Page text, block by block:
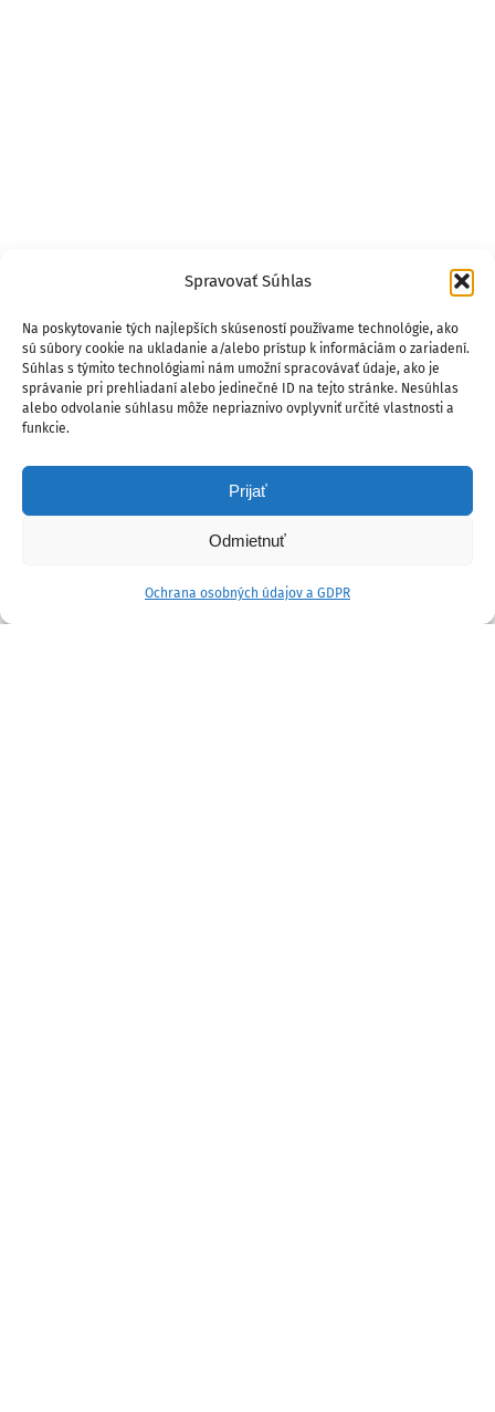
Spravovať Súhlas
Na poskytovanie tých najlepších skúseností používame technológie, ako
sú súbory cookie na ukladanie a/alebo prístup k informáciám o zariadení.
Súhlas s týmito technológiami nám umožní spracovávať údaje, ako je
správanie pri prehliadaní alebo jedinečné ID na tejto stránke. Nesúhlas
alebo odvolanie súhlasu môže nepriaznivo ovplyvniť určité vlastnosti a
funkcie.
Prijať
Odmietnuť
Ochrana osobných údajov a GDPR